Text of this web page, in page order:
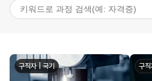
구직자 | 국기 구